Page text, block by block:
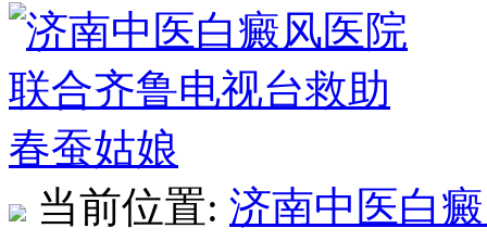
当前位置: 济南中医白